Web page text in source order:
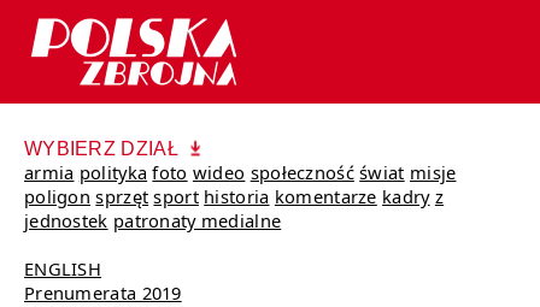
WYBIERZ DZIAŁ
armia polityka foto wideo społeczność świat misje
poligon sprzęt sport historia komentarze kadry z
jednostek patronaty medialne
ENGLISH
Prenumerata 2019